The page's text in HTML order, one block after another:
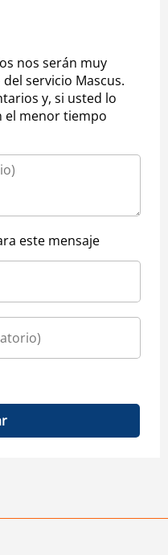
nos serán muy
servicio Mascus.
y, si usted lo
el menor tiempo
este mensaje